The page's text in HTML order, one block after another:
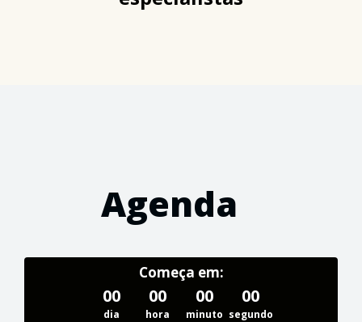
Agenda
Começa em:
00
dia
00
hora
00
minuto
00
segundo